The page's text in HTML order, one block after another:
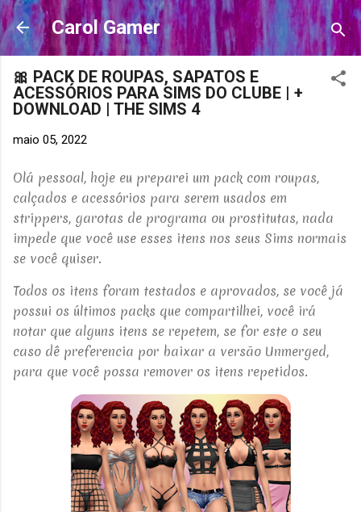
Pular para o conteúdo principal
Carol Gamer
🎀 PACK DE ROUPAS, SAPATOS E
ACESSÓRIOS PARA SIMS DO CLUBE | +
DOWNLOAD | THE SIMS 4
maio 05, 2022
Olá pessoal, hoje eu preparei um pack com roupas,
calçados e acessórios para serem usados em
strippers, garotas de programa ou prostitutas, nada
impede que você use esses itens nos seus Sims normais
se você quiser.
Todos os itens foram testados e aprovados, se você já
possui os últimos packs que compartilhei, você irá
notar que alguns itens se repetem, se for este o seu
caso dê preferencia por baixar a versão Unmerged,
para que você possa remover os itens repetidos.